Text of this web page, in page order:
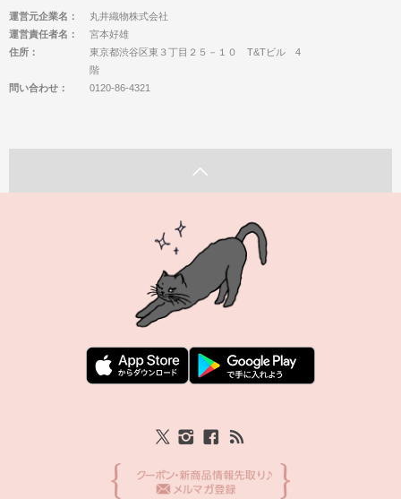
運営元企業名：
丸井織物株式会社
運営責任者名：
宮本好雄
住所：
東京都渋谷区東３丁目２５－１０ T&Tビル 4
階
問い合わせ：
0120-86-4321